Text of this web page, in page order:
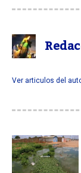
Ver articulos del